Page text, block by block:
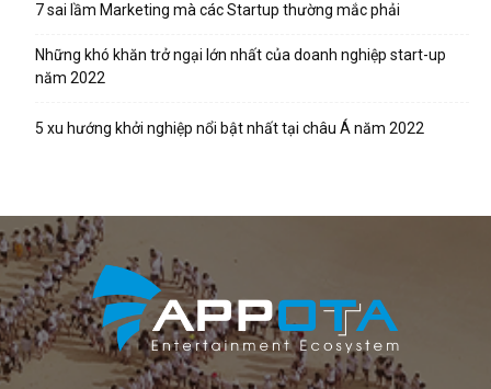
7 sai lầm Marketing mà các Startup thường mắc phải
Những khó khăn trở ngại lớn nhất của doanh nghiệp start-up
năm 2022
5 xu hướng khởi nghiệp nổi bật nhất tại châu Á năm 2022